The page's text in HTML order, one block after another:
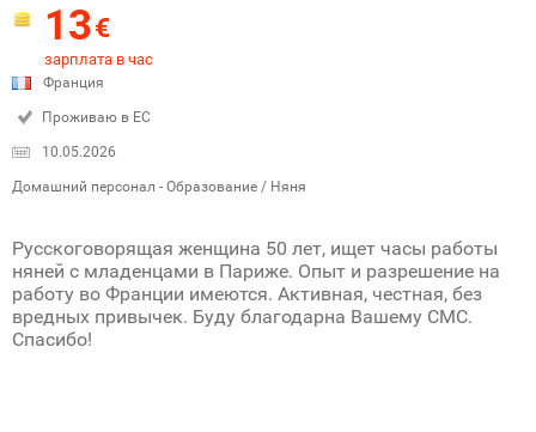
13€
зарплата в час
Франция
Проживаю в ЕС
10.05.2026
Домашний персонал - Образование / Няня
Русскоговорящая женщина 50 лет, ищет часы работы
няней с младенцами в Париже. Опыт и разрешение на
работу во Франции имеются. Активная, честная, без
вредных привычек. Буду благодарна Вашему СМС.
Спасибо!